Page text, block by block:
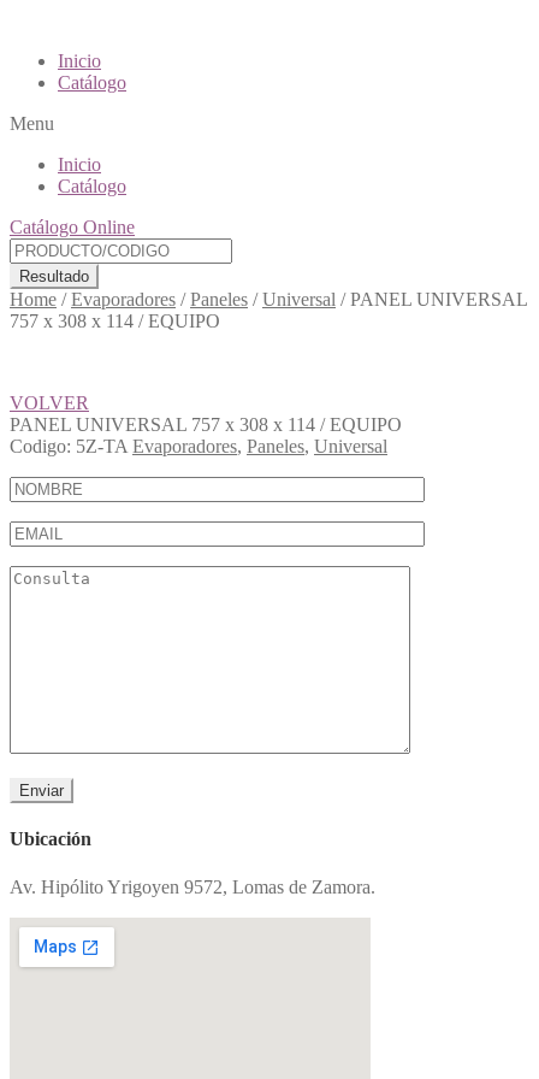
Inicio
Catálogo
Menu
Inicio
Catálogo
Catálogo Online
Resultado
Home /Evaporadores /Paneles /Universal /PANEL UNIVERSAL
757 x 308 x 114 / EQUIPO
VOLVER
PANEL UNIVERSAL 757 x 308 x 114 / EQUIPO
Codigo: 5Z-TA Evaporadores, Paneles, Universal
Ubicación
Av. Hipólito Yrigoyen 9572, Lomas de Zamora.